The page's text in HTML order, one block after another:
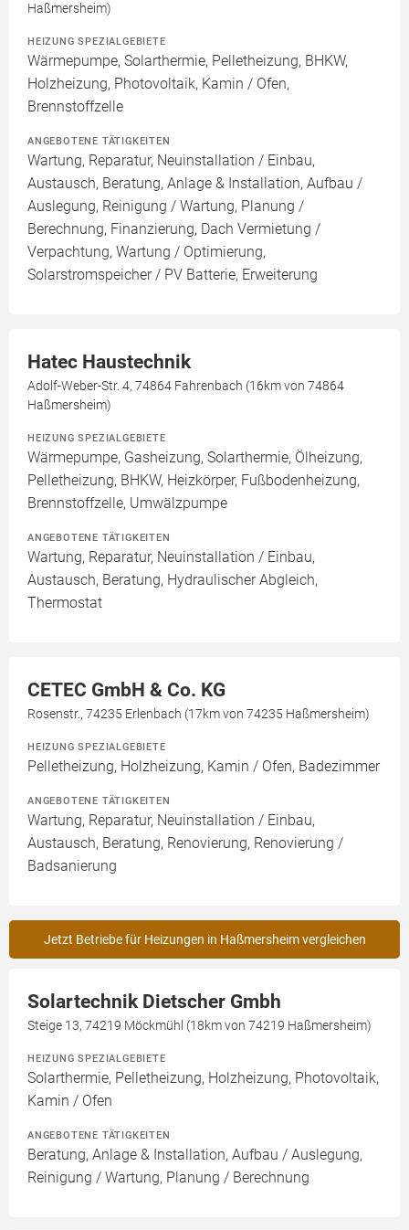
Haßmersheim)
HEIZUNG SPEZIALGEBIETE
Wärmepumpe, Solarthermie, Pelletheizung, BHKW,
Holzheizung, Photovoltaik, Kamin / Ofen,
Brennstoffzelle
ANGEBOTENE TÄTIGKEITEN
Wartung, Reparatur, Neuinstallation / Einbau,
Austausch, Beratung, Anlage & Installation, Aufbau /
Auslegung, Reinigung / Wartung, Planung /
Berechnung, Finanzierung, Dach Vermietung /
Verpachtung, Wartung / Optimierung,
Solarstromspeicher / PV Batterie, Erweiterung
Hatec Haustechnik
Adolf-Weber-Str. 4, 74864 Fahrenbach (16km von 74864
Haßmersheim)
HEIZUNG SPEZIALGEBIETE
Wärmepumpe, Gasheizung, Solarthermie, Ölheizung,
Pelletheizung, BHKW, Heizkörper, Fußbodenheizung,
Brennstoffzelle, Umwälzpumpe
ANGEBOTENE TÄTIGKEITEN
Wartung, Reparatur, Neuinstallation / Einbau,
Austausch, Beratung, Hydraulischer Abgleich,
Thermostat
CETEC GmbH & Co. KG
Rosenstr., 74235 Erlenbach (17km von 74235 Haßmersheim)
HEIZUNG SPEZIALGEBIETE
Pelletheizung, Holzheizung, Kamin / Ofen, Badezimmer
ANGEBOTENE TÄTIGKEITEN
Wartung, Reparatur, Neuinstallation / Einbau,
Austausch, Beratung, Renovierung, Renovierung /
Badsanierung
Jetzt Betriebe für Heizungen in Haßmersheim vergleichen
Solartechnik Dietscher Gmbh
Steige 13, 74219 Möckmühl (18km von 74219 Haßmersheim)
HEIZUNG SPEZIALGEBIETE
Solarthermie, Pelletheizung, Holzheizung, Photovoltaik,
Kamin / Ofen
ANGEBOTENE TÄTIGKEITEN
Beratung, Anlage & Installation, Aufbau / Auslegung,
Reinigung / Wartung, Planung / Berechnung